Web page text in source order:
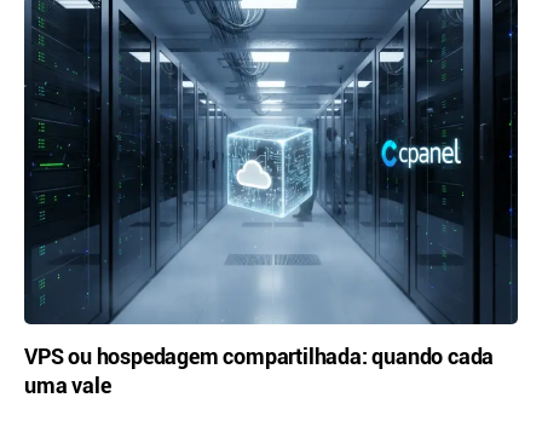
VPS ou hospedagem compartilhada: quando cada
uma vale